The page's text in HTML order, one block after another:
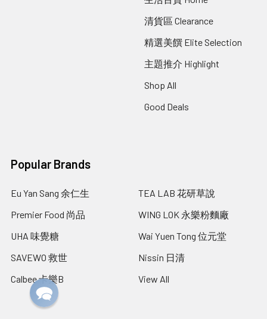
清貨區 Clearance
精選美饌 Elite Selection
主題推介 Highlight
Shop All
Good Deals
Popular Brands
Eu Yan Sang 余仁生
Premier Food 尚品
UHA 味覺糖
SAVEWO 救世
Calbee 卡樂B
TEA LAB 花研草說
WING LOK 永樂粉麵廠
Wai Yuen Tong 位元堂
Nissin 日清
View All